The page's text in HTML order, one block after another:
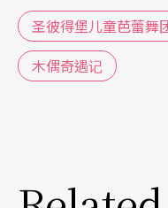
圣彼得堡儿童芭蕾舞
木偶奇遇记